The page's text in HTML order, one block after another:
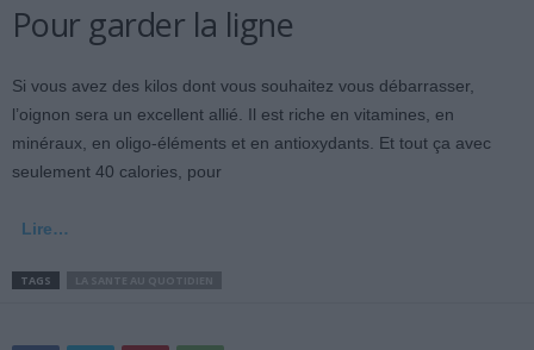
Pour garder la ligne
Si vous avez des kilos dont vous souhaitez vous débarrasser,
l’oignon sera un excellent allié. Il est riche en vitamines, en
minéraux, en oligo-éléments et en antioxydants. Et tout ça avec
seulement 40 calories, pour
Lire…
TAGS